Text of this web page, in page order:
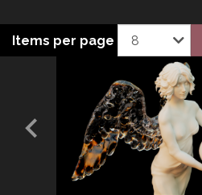
Items per page